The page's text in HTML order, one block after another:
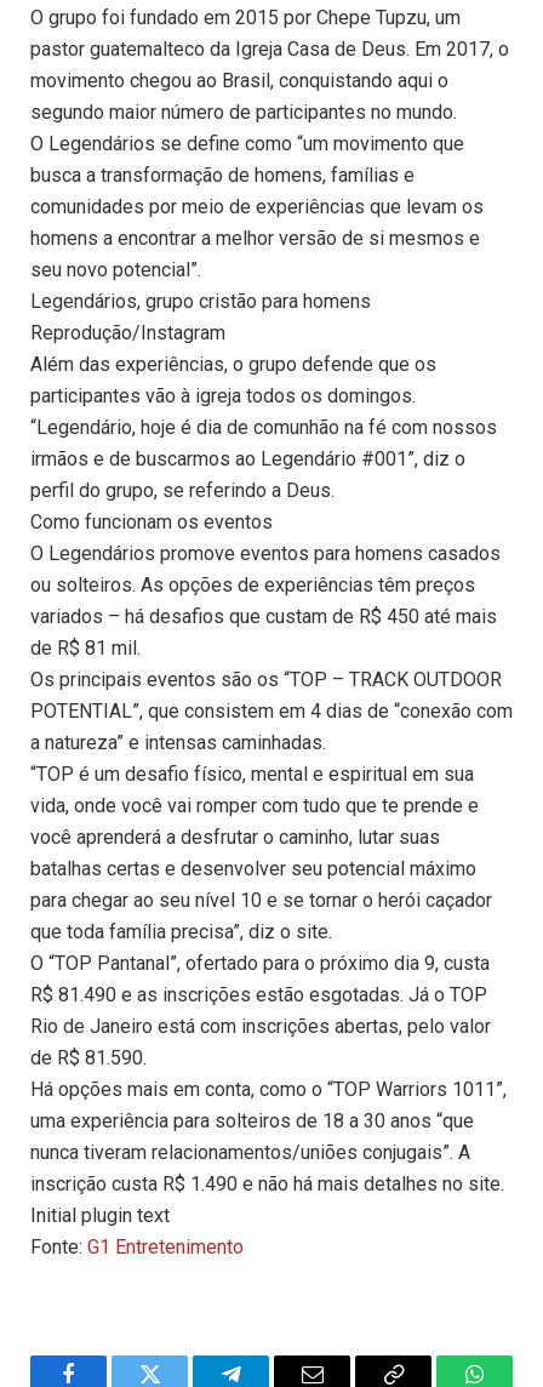
O grupo foi fundado em 2015 por Chepe Tupzu, um
pastor guatemalteco da Igreja Casa de Deus. Em 2017, o
movimento chegou ao Brasil, conquistando aqui o
segundo maior número de participantes no mundo.
O Legendários se define como “um movimento que
busca a transformação de homens, famílias e
comunidades por meio de experiências que levam os
homens a encontrar a melhor versão de si mesmos e
seu novo potencial”.
Legendários, grupo cristão para homens
Reprodução/Instagram
Além das experiências, o grupo defende que os
participantes vão à igreja todos os domingos.
“Legendário, hoje é dia de comunhão na fé com nossos
irmãos e de buscarmos ao Legendário #001”, diz o
perfil do grupo, se referindo a Deus.
Como funcionam os eventos
O Legendários promove eventos para homens casados
ou solteiros. As opções de experiências têm preços
variados – há desafios que custam de R$ 450 até mais
de R$ 81 mil.
Os principais eventos são os “TOP – TRACK OUTDOOR
POTENTIAL”, que consistem em 4 dias de “conexão com
a natureza” e intensas caminhadas.
“TOP é um desafio físico, mental e espiritual em sua
vida, onde você vai romper com tudo que te prende e
você aprenderá a desfrutar o caminho, lutar suas
batalhas certas e desenvolver seu potencial máximo
para chegar ao seu nível 10 e se tornar o herói caçador
que toda família precisa”, diz o site.
O “TOP Pantanal”, ofertado para o próximo dia 9, custa
R$ 81.490 e as inscrições estão esgotadas. Já o TOP
Rio de Janeiro está com inscrições abertas, pelo valor
de R$ 81.590.
Há opções mais em conta, como o “TOP Warriors 1011”,
uma experiência para solteiros de 18 a 30 anos “que
nunca tiveram relacionamentos/uniões conjugais”. A
inscrição custa R$ 1.490 e não há mais detalhes no site.
Initial plugin text
Fonte: G1 Entretenimento